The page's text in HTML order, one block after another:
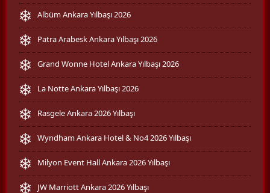
Albüm Ankara Yılbaşı 2026
Patra Arabesk Ankara Yılbaşı 2026
Grand Wonne Hotel Ankara Yılbaşı 2026
La Notte Ankara Yılbaşı 2026
Rasgele Ankara 2026 Yılbaşı
Wyndham Ankara Hotel & No4 2026 Yılbaşı
Milyon Event Hall Ankara 2026 Yılbaşı
JW Marriott Ankara 2026 Yılbaşı